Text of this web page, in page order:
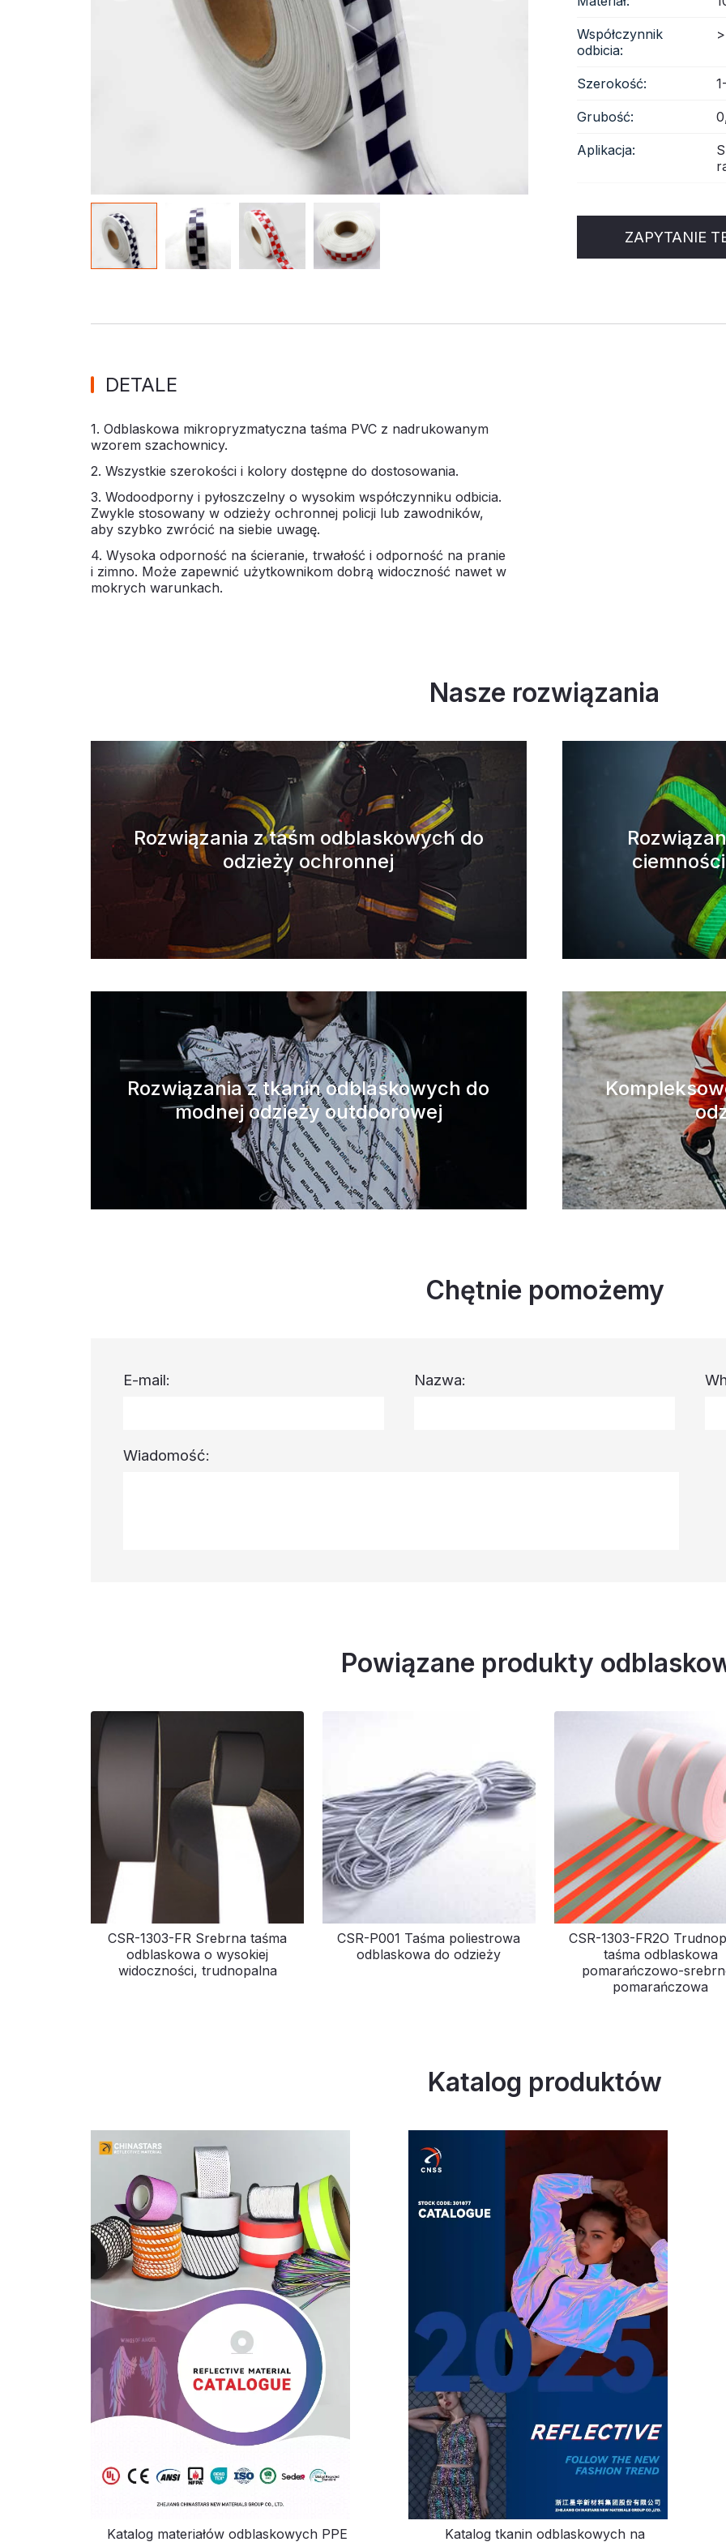
materiału świecącego w
Tęczowa tkanina odblaskowa
Współczynnik
odbicia:
Szerokość:
Grubość:
Aplikacja:
ZAPYTANIE
DETALE
1. Odblaskowa mikropryzmatyczna taśma PVC z nadrukowanym
wzorem szachownicy.
2. Wszystkie szerokości i kolory dostępne do dostosowania.
3. Wodoodporny i pyłoszczelny o wysokim współczynniku odbicia.
Zwykle stosowany w odzieży ochronnej policji lub zawodników,
aby szybko zwrócić na siebie uwagę.
4. Wysoka odporność na ścieranie, trwałość i odporność na pranie
i zimno. Może zapewnić użytkownikom dobrą widoczność nawet w
mokrych warunkach.
Nasze rozwiązania
Rozwiązania z taśm odblaskowych do
odzieży ochronnej
Rozwiązania z tkanin odblaskowych do
modnej odzieży outdoorowej
Chętnie pomożemy
E-mail: Nazwa:
Wiadomość:
Powiązane produkty
CSR-1303-FR Srebrna taśma
odblaskowa o wysokiej
widoczności, trudnopalna
CSR-P001 Taśma poliestrowa
odblaskowa do odzieży
CSR-1303-FR2O
taśma odblaskowa
pomarańczowo-
pomarańczowa
Katalog produktów
Katalog materiałów odblaskowych PPE Katalog tkanin odblaskowych na